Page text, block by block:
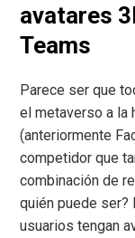
avatares
Teams
Parece ser que
el metaverso a la
(anteriormente
competidor que
combinación de
quién puede
usuarios tengan